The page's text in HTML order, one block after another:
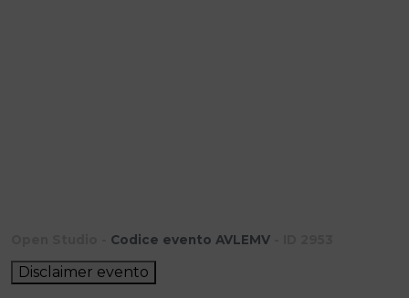
Codice evento AVLEMV
Disclaimer evento